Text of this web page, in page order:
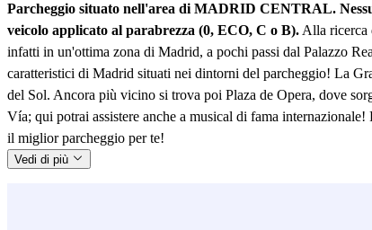
Parcheggio situato nell'area di MADRID CENTRAL.
veicolo applicato al parabrezza (0, ECO, C o B). Alla ricerca
infatti in un'ottima zona di Madrid, a pochi passi dal Palazzo
caratteristici di Madrid situati nei dintorni del parcheggio! La
del Sol. Ancora più vicino si trova poi Plaza de Opera, dove
Vía; qui potrai assistere anche a musical di fama
il miglior parcheggio per te!
Vedi di più